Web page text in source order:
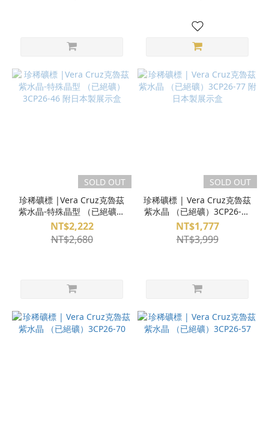
SOLD OUT
珍稀礦標 |Vera Cruz克魯茲
紫水晶-特殊晶型 （已絕礦）
3CP26-46 附日本製展示盒
NT$2,222
NT$2,680
SOLD OUT
珍稀礦標 | Vera Cruz克魯茲
紫水晶 （已絕礦）3CP26-77
附日本製展示盒
NT$1,777
NT$3,999